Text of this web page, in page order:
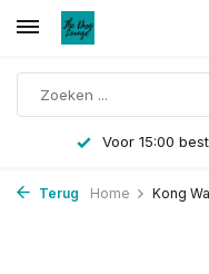
Voor 15:00
Terug Home Kong